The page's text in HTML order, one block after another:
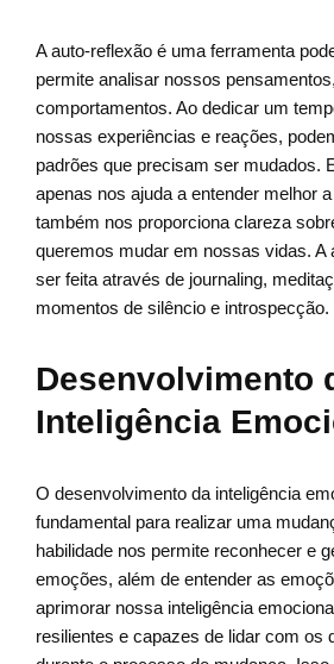
A auto-reflexão é uma ferramenta
permite analisar nossos
comportamentos. Ao dedicar um
nossas experiências e reações,
padrões que precisam ser mudados.
apenas nos ajuda a entender melhor
também nos proporciona clareza
queremos mudar em nossas vidas. A
ser feita através de journaling,
momentos de silêncio e introspecção.
Desenvolvimento
Inteligência
O desenvolvimento da inteligência
fundamental para realizar uma
habilidade nos permite reconhecer e
emoções, além de entender as
aprimorar nossa inteligência
resilientes e capazes de lidar com os